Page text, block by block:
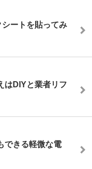
ートを貼ってみ
はDIYと業者リフ
できる軽微な電